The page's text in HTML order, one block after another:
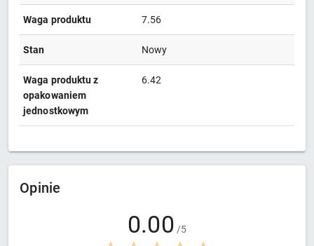
Waga produktu 7.56
Stan Nowy
Waga produktu z
opakowaniem
jednostkowym
6.42
Opinie
0.00 /5